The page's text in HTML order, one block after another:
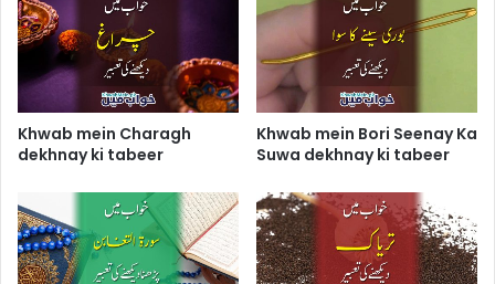
Khwab mein Charagh
dekhnay ki tabeer
Khwab mein Bori Seenay Ka
Suwa dekhnay ki tabeer